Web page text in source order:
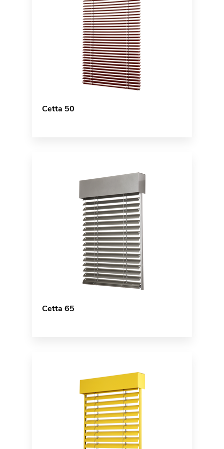
Cetta 50
Cetta 65